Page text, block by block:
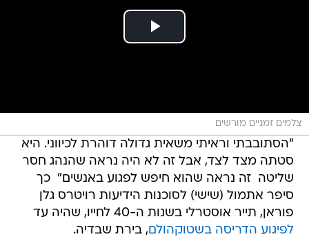
צלמים זמניים מורשים
"הסתובבתי וראיתי משאית גדולה דוהרת לכיווני. היא
סטתה מצד לצד, אבל זה לא היה נראה שהנהג חסר
שליטה  זה נראה שהוא חיפש לפגוע באנשים"  כך
סיפר אתמול (שישי) לסוכנות הידיעות רויטרס גלן
פוראן, תייר אוסטרלי בשנות ה-40 לחייו, שהיה עד
לפיגוע הדריסה בשטוקהולם, בירת שבדיה.